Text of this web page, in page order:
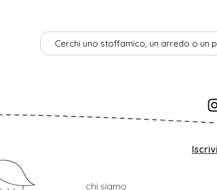
Cerchi uno stoffamico, un arredo o un
chi siamo